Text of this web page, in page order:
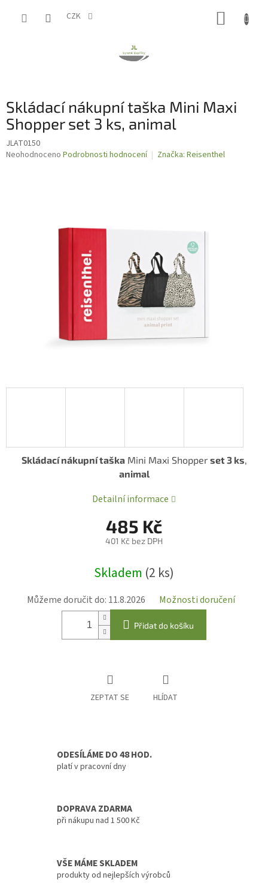
CZK
Skládací nákupní taška Mini Maxi
Shopper set 3 ks, animal
JLAT0150
Průměrné
Neohodnoceno Podrobnosti hodnocení Značka: Reisenthel
485 Kč
401 Kč bez DPH
cena:
Skladem (2 ks)
Můžeme doručit do: 11.8.2026 Možnosti doručení
Přidat do košíku
Skládací nákupní taškaMini Maxi Shopper set 3 ks,
animal
Detailní informace
ZEPTAT SE HLÍDAT
ODESÍLÁME DO 48 HOD.
platí v pracovní dny
DOPRAVA ZDARMA
při nákupu nad 1 500 Kč
VŠE MÁME SKLADEM
produkty od nejlepších výrobců